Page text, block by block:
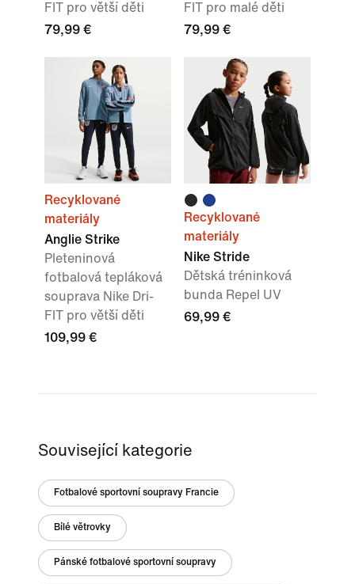
FIT pro větší děti
79,99 €
FIT pro malé děti
79,99 €
Recyklované
materiály
Anglie Strike
Pleteninová
fotbalová tepláková
souprava Nike Dri-
FIT pro větší děti
109,99 €
Recyklované
materiály
Nike Stride
Dětská tréninková
bunda Repel UV
69,99 €
Související kategorie
Fotbalové sportovní soupravy Francie
Bílé větrovky
Pánské fotbalové sportovní soupravy